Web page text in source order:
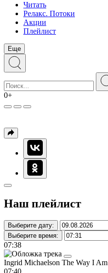
Читать
Релакс. Потоки
Акции
Плейлист
Еще
0+
Наш плейлист
Выберите дату:
Выберите время:
07:38
Ingrid Michaelson The Way I Am
07:40